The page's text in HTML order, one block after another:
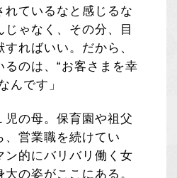
れているなと感じるな
じゃなく、その分、目
ればいい。だから、
のは、“お客さまを幸
んです」
児の母。保育園や祖父
、営業職を続けてい
ン的にバリバリ働く女
の姿がここにある。